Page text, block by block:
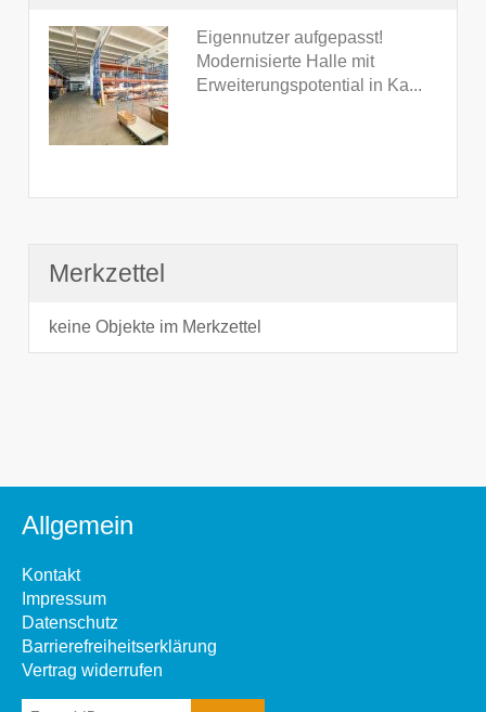
Eigennutzer aufgepasst!
Modernisierte Halle mit
Erweiterungspotential in Ka...
Merkzettel
keine Objekte im Merkzettel
Allgemein
Kontakt
Impressum
Datenschutz
Barrierefreiheitserklärung
Vertrag widerrufen